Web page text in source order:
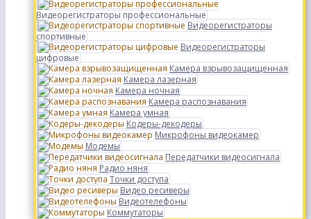
Видеорегистраторы профессиональные
Видеорегистраторы
спортивные
Видеорегистраторы
цифровые
Камера взрывозащищенная
Камера лазерная
Камера ночная
Камера распознавания
Камера умная
Кодеры-декодеры
Микрофоны видеокамер
Модемы
Передатчики видеосигнала
Радио няня
Точки доступа
Видео ресиверы
Видеотелефоны
Коммутаторы